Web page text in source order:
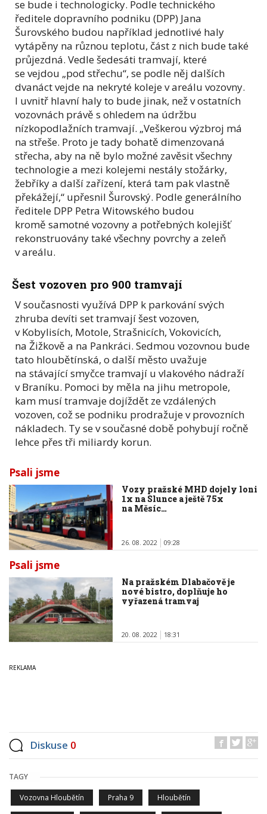
se bude i technologicky. Podle technického
ředitele dopravního podniku (DPP) Jana
Šurovského budou například jednotlivé haly
vytápěny na různou teplotu, část z nich bude také
průjezdná. Vedle šedesáti tramvají, které
se vejdou „pod střechu“, se podle něj dalších
dvanáct vejde na nekryté koleje v areálu vozovny.
I uvnitř hlavní haly to bude jinak, než v ostatních
vozovnách právě s ohledem na údržbu
nízkopodlažních tramvají. „Veškerou výzbroj má
na střeše. Proto je tady bohatě dimenzovaná
střecha, aby na ně bylo možné zavěsit všechny
technologie a mezi kolejemi nestály stožárky,
žebříky a další zařízení, která tam pak vlastně
překážejí,“ upřesnil Šurovský. Podle generálního
ředitele DPP Petra Witowského budou
kromě samotné vozovny a potřebných kolejišť
rekonstruovány také všechny povrchy a zeleň
v areálu.
Šest vozoven pro 900 tramvají
V současnosti využívá DPP k parkování svých
zhruba devíti set tramvají šest vozoven,
v Kobylisích, Motole, Strašnicích, Vokovicích,
na Žižkově a na Pankráci. Sedmou vozovnou bude
tato hloubětínská, o další město uvažuje
na stávající smyčce tramvají u vlakového nádraží
v Braníku. Pomoci by měla na jihu metropole,
kam musí tramvaje dojíždět ze vzdálených
vozoven, což se podniku prodražuje v provozních
nákladech. Ty se v současné době pohybují ročně
lehce přes tři miliardy korun.
Psali jsme
Vozy pražské MHD dojely loni
1x na Slunce a ještě 75x
na Měsíc…
26. 08. 2022 09:28
Psali jsme
Na pražském Dlabačově je
nové bistro, doplňuje ho
vyřazená tramvaj
20. 08. 2022 18:31
Diskuse 0
TAGY
Vozovna Hloubětín Praha 9 Hloubětín